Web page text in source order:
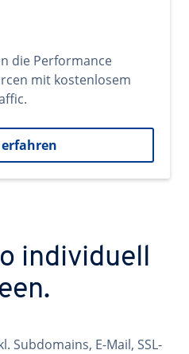
die Performance
mit kostenlosem
individuell
Subdomains, E-Mail, SSL-